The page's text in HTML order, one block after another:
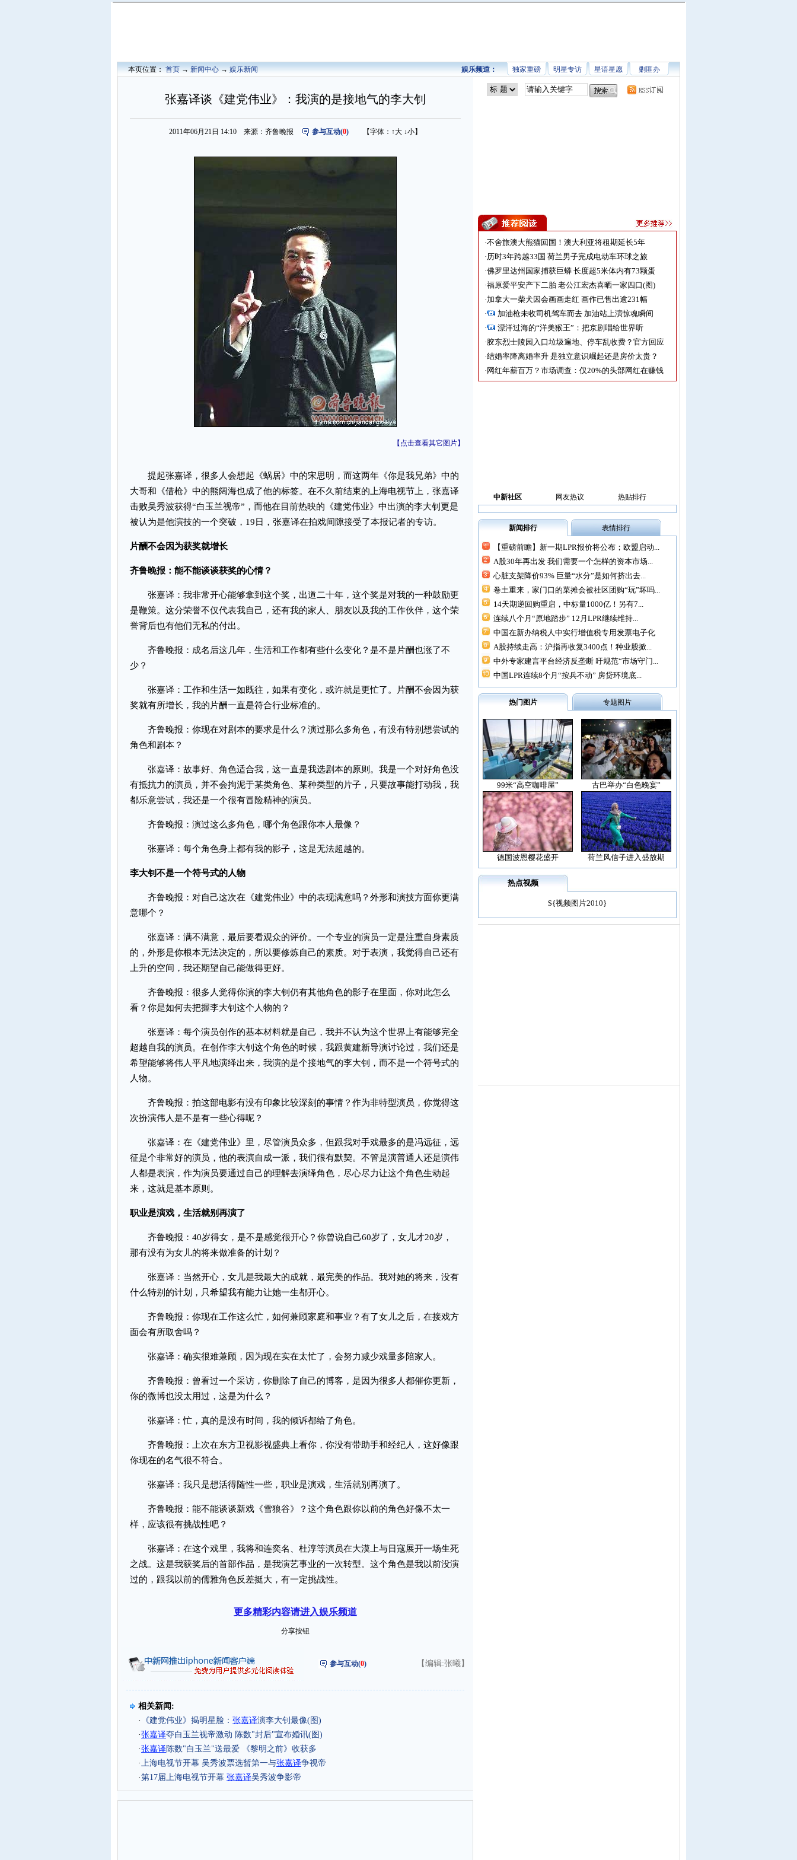
本页位置：首页→新闻中心→娱乐新闻 剿匪办
星语星愿
明星专访
独家重磅
娱乐频道：
张嘉译谈《建党伟业》：我演的是接地气的李大钊
2011年06月21日 14:10 来源：齐鲁晚报 参与互动(0) 【字体： ↑大 ↓小】
【点击查看其它图片】
提起张嘉译，很多人会想起《蜗居》中的宋思明，而这两年《你是我兄弟》中的
大哥和《借枪》中的熊阔海也成了他的标签。在不久前结束的上海电视节上，张嘉译
击败吴秀波获得“白玉兰视帝”，而他在目前热映的《建党伟业》中出演的李大钊更是
被认为是他演技的一个突破，19日，张嘉译在拍戏间隙接受了本报记者的专访。
片酬不会因为获奖就增长
齐鲁晚报：能不能谈谈获奖的心情？
张嘉译：我非常开心能够拿到这个奖，出道二十年，这个奖是对我的一种鼓励更
是鞭策。这分荣誉不仅代表我自己，还有我的家人、朋友以及我的工作伙伴，这个荣
誉背后也有他们无私的付出。
齐鲁晚报：成名后这几年，生活和工作都有些什么变化？是不是片酬也涨了不
少？
张嘉译：工作和生活一如既往，如果有变化，或许就是更忙了。片酬不会因为获
奖就有所增长，我的片酬一直是符合行业标准的。
齐鲁晚报：你现在对剧本的要求是什么？演过那么多角色，有没有特别想尝试的
角色和剧本？
张嘉译：故事好、角色适合我，这一直是我选剧本的原则。我是一个对好角色没
有抵抗力的演员，并不会拘泥于某类角色、某种类型的片子，只要故事能打动我，我
都乐意尝试，我还是一个很有冒险精神的演员。
齐鲁晚报：演过这么多角色，哪个角色跟你本人最像？
张嘉译：每个角色身上都有我的影子，这是无法超越的。
李大钊不是一个符号式的人物
齐鲁晚报：对自己这次在《建党伟业》中的表现满意吗？外形和演技方面你更满
意哪个？
张嘉译：满不满意，最后要看观众的评价。一个专业的演员一定是注重自身素质
的，外形是你根本无法决定的，所以要修炼自己的素质。对于表演，我觉得自己还有
上升的空间，我还期望自己能做得更好。
齐鲁晚报：很多人觉得你演的李大钊仍有其他角色的影子在里面，你对此怎么
看？你是如何去把握李大钊这个人物的？
张嘉译：每个演员创作的基本材料就是自己，我并不认为这个世界上有能够完全
超越自我的演员。在创作李大钊这个角色的时候，我跟黄建新导演讨论过，我们还是
希望能够将伟人平凡地演绎出来，我演的是个接地气的李大钊，而不是一个符号式的
人物。
齐鲁晚报：拍这部电影有没有印象比较深刻的事情？作为非特型演员，你觉得这
次扮演伟人是不是有一些心得呢？
张嘉译：在《建党伟业》里，尽管演员众多，但跟我对手戏最多的是冯远征，远
征是个非常好的演员，他的表演自成一派，我们很有默契。不管是演普通人还是演伟
人都是表演，作为演员要通过自己的理解去演绎角色，尽心尽力让这个角色生动起
来，这就是基本原则。
职业是演戏，生活就别再演了
齐鲁晚报：40岁得女，是不是感觉很开心？你曾说自己60岁了，女儿才20岁，
那有没有为女儿的将来做准备的计划？
张嘉译：当然开心，女儿是我最大的成就，最完美的作品。我对她的将来，没有
什么特别的计划，只希望我有能力让她一生都开心。
齐鲁晚报：你现在工作这么忙，如何兼顾家庭和事业？有了女儿之后，在接戏方
面会有所取舍吗？
张嘉译：确实很难兼顾，因为现在实在太忙了，会努力减少戏量多陪家人。
齐鲁晚报：曾看过一个采访，你删除了自己的博客，是因为很多人都催你更新，
你的微博也没太用过，这是为什么？
张嘉译：忙，真的是没有时间，我的倾诉都给了角色。
齐鲁晚报：上次在东方卫视影视盛典上看你，你没有带助手和经纪人，这好像跟
你现在的名气很不符合。
张嘉译：我只是想活得随性一些，职业是演戏，生活就别再演了。
齐鲁晚报：能不能谈谈新戏《雪狼谷》？这个角色跟你以前的角色好像不太一
样，应该很有挑战性吧？
张嘉译：在这个戏里，我将和连奕名、杜淳等演员在大漠上与日寇展开一场生死
之战。这是我获奖后的首部作品，是我演艺事业的一次转型。这个角色是我以前没演
过的，跟我以前的儒雅角色反差挺大，有一定挑战性。
更多精彩内容请进入娱乐频道
分享按钮
参与互动(0) 【编辑:张曦】
相关新闻:
·
《建党伟业》揭明星脸： 张嘉译演李大钊最像(图)
·张嘉译夺白玉兰视帝激动 陈数"封后"宣布婚讯(图)
·张嘉译陈数"白玉兰"送最爱 《黎明之前》收获多
·上海电视节开幕 吴秀波票选暂第一与张嘉译争视帝
·第17届上海电视节开幕 张嘉译吴秀波争影帝
·不舍旅澳大熊猫回国！澳大利亚将租期延长5年
·历时3年跨越33国 荷兰男子完成电动车环球之旅
·佛罗里达州国家捕获巨蟒 长度超5米体内有73颗蛋
·福原爱平安产下二胎 老公江宏杰喜晒一家四口(图)
·加拿大一柴犬因会画画走红 画作已售出逾231幅
·
加油枪未收司机驾车而去 加油站上演惊魂瞬间
·
漂洋过海的“洋美猴王”：把京剧唱给世界听
·胶东烈士陵园入口垃圾遍地、停车乱收费？官方回应
·结婚率降离婚率升 是独立意识崛起还是房价太贵？
· 网红年薪百万？市场调查：仅20%的头部网红在赚钱
中新社区 网友热议 热贴排行
新闻排行 表情排行
【重磅前瞻】新一期LPR报价将公布；欧盟启动...
A股30年再出发 我们需要一个怎样的资本市场...
心脏支架降价93% 巨量“水分”是如何挤出去...
卷土重来，家门口的菜摊会被社区团购“玩”坏吗...
14天期逆回购重启，中标量1000亿！另有7...
连续八个月“原地踏步” 12月LPR继续维持...
中国在新办纳税人中实行增值税专用发票电子化
A股持续走高：沪指再收复3400点！种业股掀...
中外专家建言平台经济反垄断 吁规范“市场守门...
中国LPR连续8个月“按兵不动” 房贷环境底...
热门图片 专题图片
99米“高空咖啡屋” 古巴举办“白色晚宴”
德国波恩樱花盛开 荷兰风信子进入盛放期
热点视频
${视频图片2010}